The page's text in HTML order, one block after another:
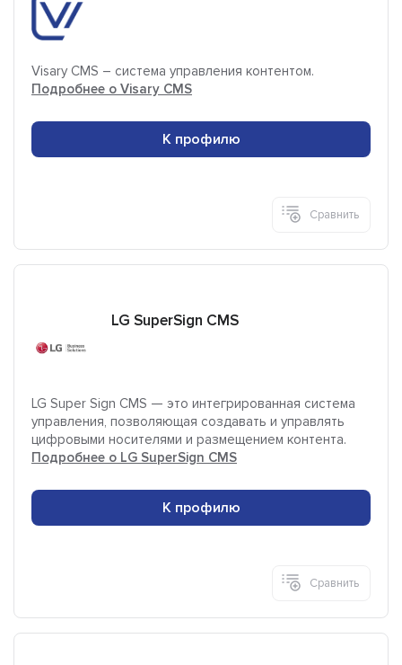
Visary СMS – система управления контентом.
Подробнее о Visary CMS
К профилю
Сравнить
LG SuperSign CMS
LG Super Sign CMS — это интегрированная система
управления, позволяющая создавать и управлять
цифровыми носителями и размещением контента.
Подробнее о LG SuperSign CMS
К профилю
Сравнить